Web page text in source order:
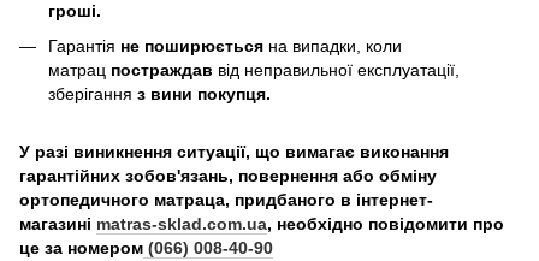
гроші.
Гарантія не поширюється на випадки, коли
матрац постраждав від неправильної експлуатації,
зберігання з вини покупця.
У разі виникнення ситуації, що вимагає виконання
гарантійних зобов'язань, повернення або обміну
ортопедичного матраца, придбаного в інтернет-
магазині matras-sklad.com.ua, необхідно повідомити про
це за номером (066) 008-40-90